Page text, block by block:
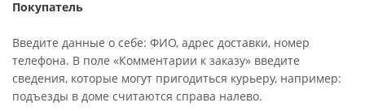
Покупатель
Введите данные о себе: ФИО, адрес доставки, номер
телефона. В поле «Комментарии к заказу» введите
сведения, которые могут пригодиться курьеру, например:
подъезды в доме считаются справа налево.